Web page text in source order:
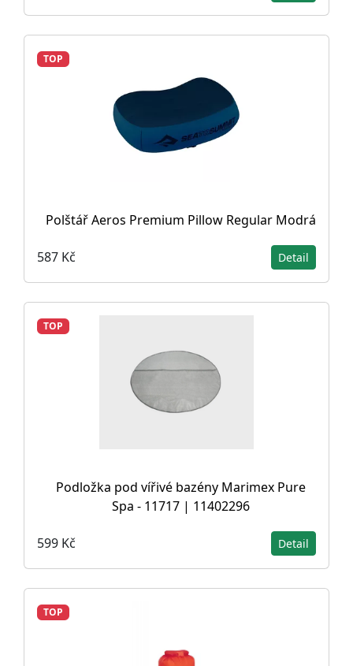
TOP
Polštář Aeros Premium Pillow Regular Modrá
587 Kč Detail
TOP
Podložka pod vířivé bazény Marimex Pure
Spa - 11717 | 11402296
599 Kč Detail
TOP